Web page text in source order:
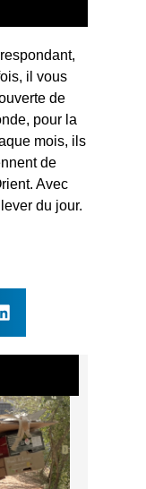
il vous
de
pour la
mois, ils
de
Avec
du jour.